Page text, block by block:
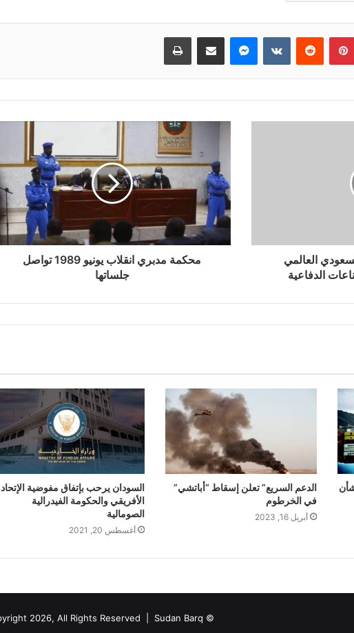
بينتيريست ماسنجر مشاركة عبر البريد طباعة
العالمي
الدفاعية
محكمة مدبري انقلاب يونيو 1989 تواصل
جلساتها
الدعم السريع” تعلن إسقاط “أباتشي”
في الخرطوم
أبريل 16, 2023
السودان يرحب بإتفاق مفوضية الإتحاد
الأفريقي والحكومة الفيدرالية
الصومالية
أغسطس 20, 2021
© Copyright 2026, All Rights Reserved |
Sudan Barq